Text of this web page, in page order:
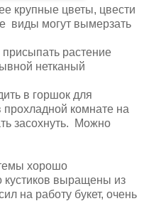
крупные цветы, цвести
виды могут вымерзать
растение
нетканый
в горшок для
комнате на
засохнуть. Можно
хорошо
кустиков выращены из
на работу букет, очень